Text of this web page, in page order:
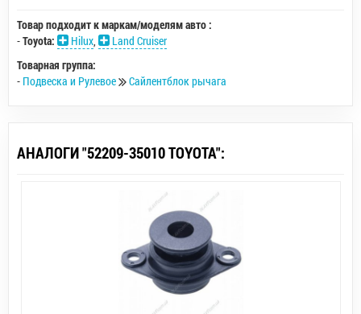
Товар подходит к маркам/моделям авто :
-Toyota: Hilux,
Land Cruiser
Товарная группа:
- Подвеска и Рулевое Сайлентблок рычага
АНАЛОГИ "52209-35010 TOYOTA":